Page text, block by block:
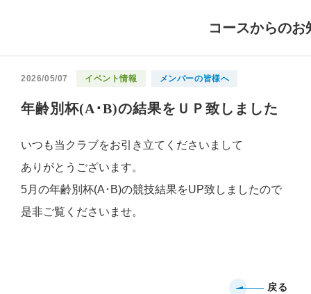
コースからのお
2026/05/07 イベント情報 メンバーの皆様へ
年齢別杯(A･B)の結果をＵＰ致しました
いつも当クラブをお引き立てくださいまして
ありがとうございます。
5月の年齢別杯(A･B)の競技結果をUP致しましたので
是非ご覧くださいませ。
戻る